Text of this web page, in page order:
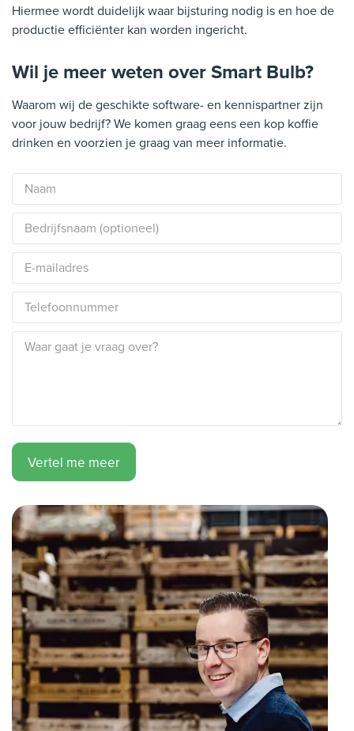
Hiermee wordt duidelijk waar bijsturing nodig is en hoe de
productie efficiënter kan worden ingericht.
Wil je meer weten over Smart Bulb?
Waarom wij de geschikte software- en kennispartner zijn
voor jouw bedrijf? We komen graag eens een kop koffie
drinken en voorzien je graag van meer informatie.
Vertel me meer